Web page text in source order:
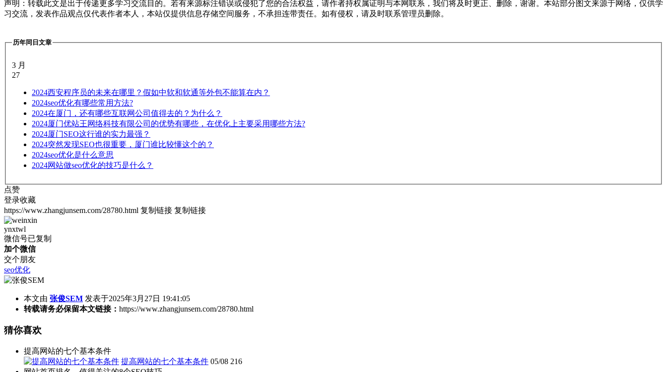
声明：转载此文是出于传递更多学习交流目的。若有来源标注错误或侵犯了您的合法权益，请作者持权属证明与本网联系，我们将及时更正、删除，谢谢。本站部分图文来源于网络，仅供学
习交流，发表作品观点仅代表作者本人，本站仅提供信息存储空间服务，不承担连带责任。如有侵权，请及时联系管理员删除。
历年同日文章
3 月
27
2024西安程序员的未来在哪里？假如中软和软通等外包不能算在内？
2024seo优化有哪些常用方法?
2024在厦门，还有哪些互联网公司值得去的？为什么？
2024厦门优站王网络科技有限公司的优势有哪些，在优化上主要采用哪些方法?
2024厦门SEO这行谁的实力最强？
2024突然发现SEO也很重要，厦门谁比较懂这个的？
2024seo优化是什么意思
2024网站做seo优化的技巧是什么？
点赞
登录收藏
https://www.zhangjunsem.com/28780.html 复制链接 复制链接
ynxtwl
微信号已复制
加个微信
交个朋友
seo优化
本文由 张俊SEM 发表于2025年3月27日 19:41:05
转载请务必保留本文链接： https://www.zhangjunsem.com/28780.html
猜你喜欢
提高网站的七个基本条件
提高网站的七个基本条件 05/08 216